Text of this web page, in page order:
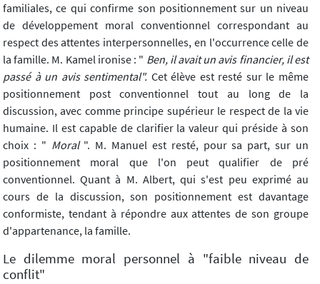
familiales, ce qui confirme son positionnement sur un niveau
de développement moral conventionnel correspondant au
respect des attentes interpersonnelles, en l'occurrence celle de
la famille. M. Kamel ironise : " Ben, il avait un avis financier, il est
passé à un avis sentimental". Cet élève est resté sur le même
positionnement post conventionnel tout au long de la
discussion, avec comme principe supérieur le respect de la vie
humaine. Il est capable de clarifier la valeur qui préside à son
choix : " Moral ". M. Manuel est resté, pour sa part, sur un
positionnement moral que l'on peut qualifier de pré
conventionnel. Quant à M. Albert, qui s'est peu exprimé au
cours de la discussion, son positionnement est davantage
conformiste, tendant à répondre aux attentes de son groupe
d'appartenance, la famille.
Le dilemme moral personnel à "faible niveau de
conflit"